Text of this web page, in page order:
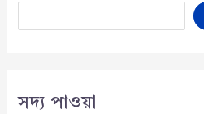
সদ্য পাওয়া